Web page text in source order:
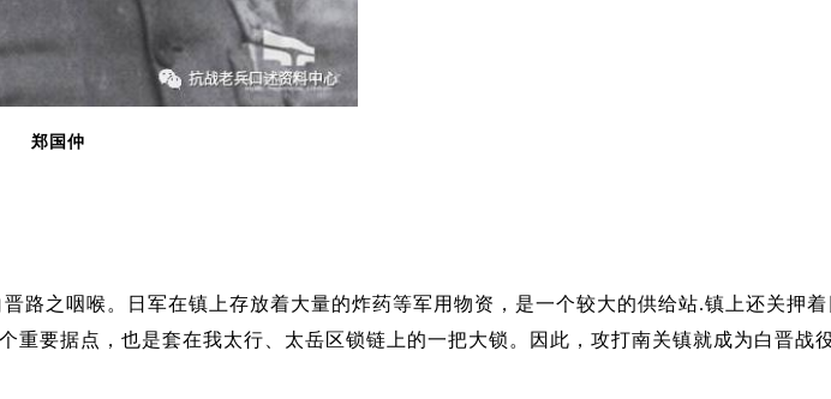
郑国仲
路之咽喉。日军在镇上存放着大量的炸药等军用物资，是一个较大的供给站.镇上还关押
要据点，也是套在我太行、太岳区锁链上的一把大锁。因此，攻打南关镇就成为白晋战